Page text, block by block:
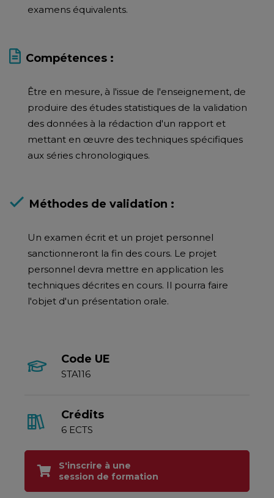
examens équivalents.
Compétences :
Être en mesure, à l'issue de l'enseignement, de
produire des études statistiques de la validation
des données à la rédaction d'un rapport et
mettant en œuvre des techniques spécifiques
aux séries chronologiques.
Méthodes de validation :
Un examen écrit et un projet personnel
sanctionneront la fin des cours. Le projet
personnel devra mettre en application les
techniques décrites en cours. Il pourra faire
l'objet d'un présentation orale.
Code UE
STA116
Crédits
6 ECTS
S'inscrire à une
session de formation